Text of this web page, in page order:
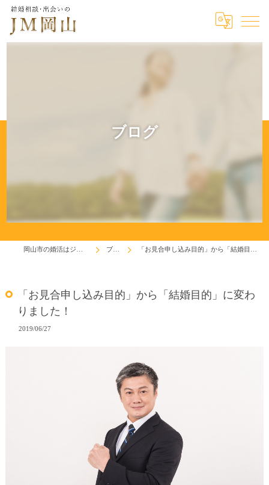
ブログ
ブログ 「お見合申し込み目的」から「結婚目的」に変わりました！
「お見合申し込み目的」から「結婚目的」に変わ
りました！
2019/06/27